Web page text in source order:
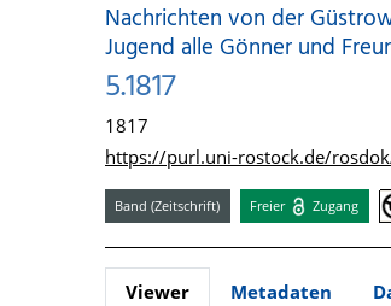
Nachrichten von der
Jugend alle Gönner und
5.1817
1817
https://purl.uni-rostock.de/
Band (Zeitschrift) Freier Zugang
Viewer Metadaten